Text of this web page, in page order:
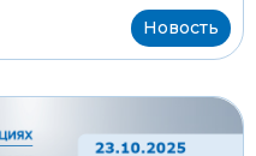
Новость